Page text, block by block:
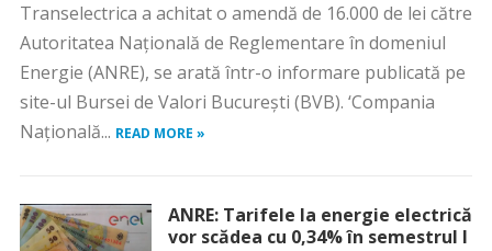
Transelectrica a achitat o amendă de 16.000 de lei către
Autoritatea Naţională de Reglementare în domeniul
Energie (ANRE), se arată într-o informare publicată pe
site-ul Bursei de Valori Bucureşti (BVB). ‘Compania
Naţională... READ MORE »
ANRE: Tarifele la energie electrică
vor scădea cu 0,34% în semestrul I